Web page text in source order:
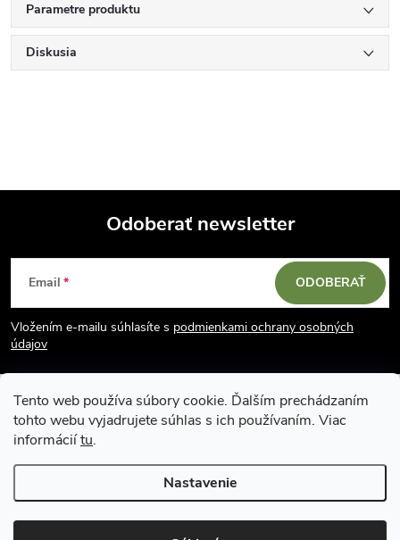
Tento web používa súbory cookie. Ďalším prechádzaním
tohto webu vyjadrujete súhlas s ich používaním. Viac
informáciítu.
Nastavenie
Parametre produktu
Diskusia
Z
á
p
ä
Odoberať newsletter
Email
Vložením e-mailu súhlasíte s podmienkami ochrany osobných
údajov
ODOBERAŤ
Copyright 2026Vodácky obchod SUN sport. Všetky práva vyhradené.
Upraviť nastavenie cookies